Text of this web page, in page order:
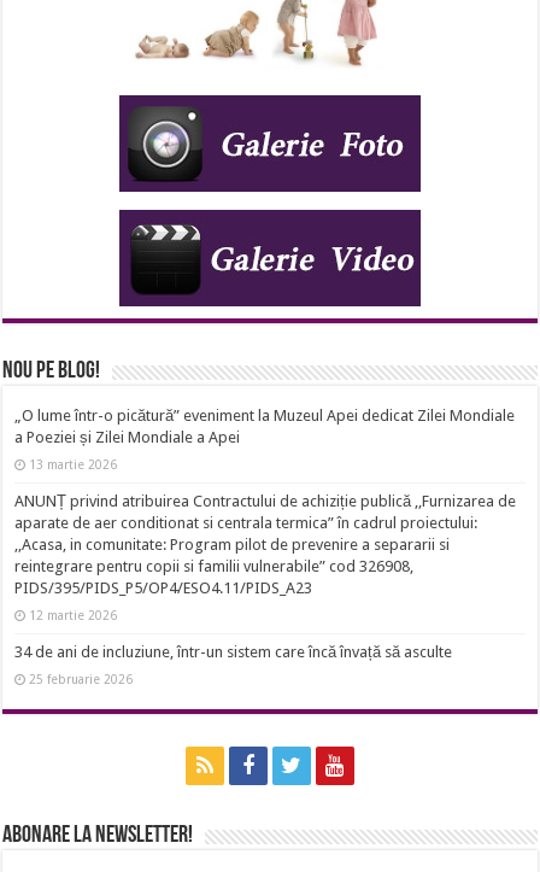
Nou pe Blog!
„O lume într-o picătură” eveniment la Muzeul Apei dedicat Zilei Mondiale
a Poeziei și Zilei Mondiale a Apei
13 martie 2026
ANUNȚ privind atribuirea Contractului de achiziție publică ,,Furnizarea de
aparate de aer conditionat si centrala termica” în cadrul proiectului:
,,Acasa, in comunitate: Program pilot de prevenire a separarii si
reintegrare pentru copii si familii vulnerabile” cod 326908,
PIDS/395/PIDS_P5/OP4/ESO4.11/PIDS_A23
12 martie 2026
34 de ani de incluziune, într-un sistem care încă învață să asculte
25 februarie 2026
Abonare la newsletter!